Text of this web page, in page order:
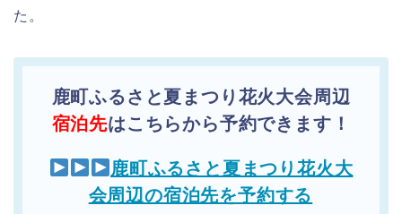
た。
鹿町ふるさと夏まつり花火大会周辺
宿泊先はこちらから予約できます！
鹿町ふるさと夏まつり花火大
会周辺の宿泊先を予約する